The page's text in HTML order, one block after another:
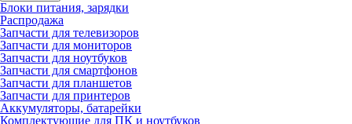
Блоки питания, зарядки
Распродажа
Запчасти для телевизоров
Запчасти для мониторов
Запчасти для ноутбуков
Запчасти для смартфонов
Запчасти для планшетов
Запчасти для принтеров
Аккумуляторы, батарейки
Комплектующие для ПК и ноутбуков